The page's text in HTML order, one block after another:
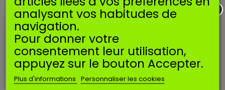
PIPES / BRIDES ADMISSION
POUR STIHL
PIPES / BRIDES ADMISSION
POUR HUSQVARNA
analysant vos habitudes de
navigation.
Pour donner votre
consentement leur utilisation,
appuyez sur le bouton Accepter.
Plus d'informations Personnaliser les cookies